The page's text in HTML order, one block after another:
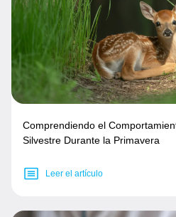
Comprendiendo el
Silvestre Durante la Primavera
Leer el artículo